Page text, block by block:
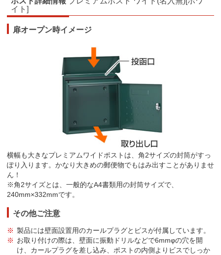
イト]
扉オープン時イメージ
横幅も大きなプレミアムワイドポストは、角2サイズの封筒がすっ
ぽり入ります。かなり大きめの郵便物でもはみ出すことがありませ
ん！
※角2サイズとは、一般的なA4書類用の封筒サイズで、
240mm×332mmです。
その他ご注意
製品には壁面設置用のカールプラグとビスが付属しています。
お取り付けの際は、壁面に振動ドリルなどで6mmφの穴を開
け、カールプラグを差し込み、ポストの内側よりビスでしっか